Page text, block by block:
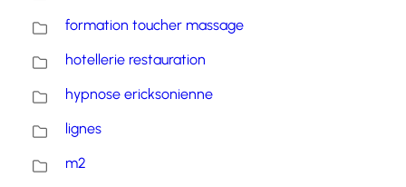
formation toucher massage
hotellerie restauration
hypnose ericksonienne
lignes
m2